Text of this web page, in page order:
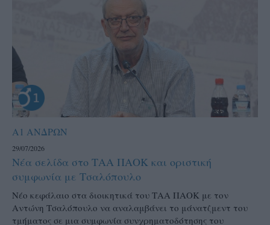
Α1 ΑΝΔΡΩΝ
29/07/2026
Νέα σελίδα στο ΤΑΑ ΠΑΟΚ και οριστική
συμφωνία με Τσαλόπουλο
Νέο κεφάλαιο στα διοικητικά του ΤΑΑ ΠΑΟΚ με τον
Αντώνη Τσαλόπουλο να αναλαμβάνει το μάνατζμεντ του
τμήματος σε μια συμφωνία συνχρηματοδότησης του